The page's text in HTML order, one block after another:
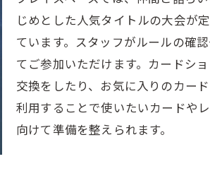
じめとした人気タイトルの大会が
ています。スタッフがルールの確
てご参加いただけます。カードシ
交換をしたり、お気に入りのカー
利用することで使いたいカードや
向けて準備を整えられます。